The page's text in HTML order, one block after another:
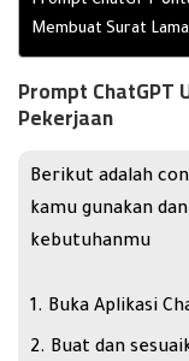
Membuat Surat
Prompt ChatGPT
Pekerjaan
Berikut adalah
kamu gunakan
kebutuhanmu
Buka Aplikasi
Buat dan